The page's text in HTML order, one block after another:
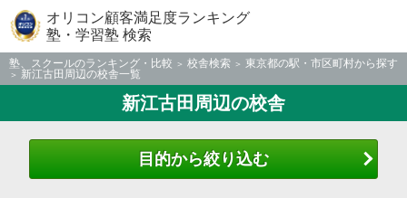
オリコン顧客満足度ランキング
塾・学習塾 検索
塾、スクールのランキング・比較 校舎検索
東京都の駅・市区町村から探す
新江古田周辺の校舎一覧
新江古田周辺の校舎
目的から絞り込む